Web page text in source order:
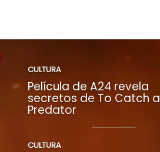
CULTURA
Película de A24 revela
secretos de To Catch a
Predator
CULTURA